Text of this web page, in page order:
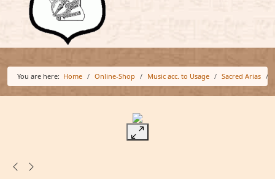
You are here: Home Online-Shop Music acc. to Usage Sacred Arias